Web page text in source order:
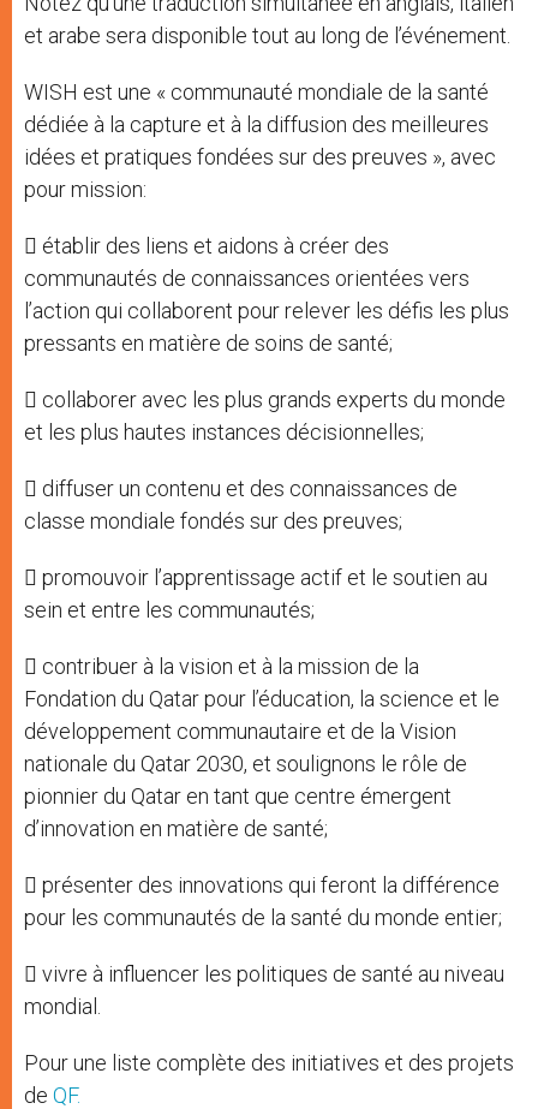
et arabe sera disponible tout au long de l’événement.
WISH est une « communauté mondiale de la santé
dédiée à la capture et à la diffusion des meilleures
idées et pratiques fondées sur des preuves », avec
pour mission:
 établir des liens et aidons à créer des
communautés de connaissances orientées vers
l’action qui collaborent pour relever les défis les plus
pressants en matière de soins de santé;
 collaborer avec les plus grands experts du monde
et les plus hautes instances décisionnelles;
 diffuser un contenu et des connaissances de
classe mondiale fondés sur des preuves;
 promouvoir l’apprentissage actif et le soutien au
sein et entre les communautés;
 contribuer à la vision et à la mission de la
Fondation du Qatar pour l’éducation, la science et le
développement communautaire et de la Vision
nationale du Qatar 2030, et soulignons le rôle de
pionnier du Qatar en tant que centre émergent
d’innovation en matière de santé;
 présenter des innovations qui feront la différence
pour les communautés de la santé du monde entier;
 vivre à influencer les politiques de santé au niveau
mondial.
Pour une liste complète des initiatives et des projets
de QF.